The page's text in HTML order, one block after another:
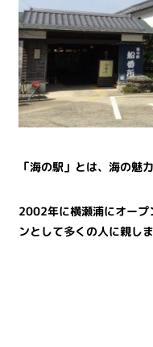
「海の駅」とは、海の魅
2002年に横瀬浦にオープ
ンとして多くの人に親し